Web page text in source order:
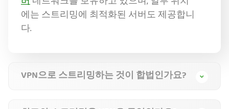
에는 스트리밍에 최적화된 서버도 제공합니
다.
VPN으로 스트리밍하는 것이 합법인가요?